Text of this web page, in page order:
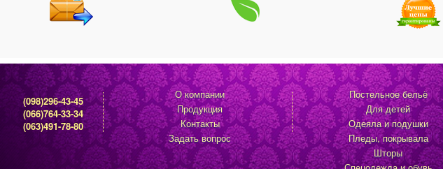
(098)296-43-45
(066)764-33-34
(063)491-78-80
О компании
Продукция
Контакты
Задать вопрос
Постельное бельё
Для детей
Одеяла и подушки
Пледы, покрывала
Шторы